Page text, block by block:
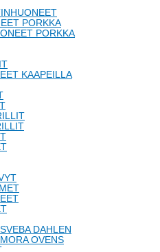
PORKKA
PORKKA
KAAPEILLA
DAHLEN
OVENS